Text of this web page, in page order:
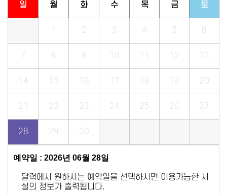
일 월 화 수 목 금 토
1 2 3 4 5 6
7 8 9 10 11 12 13
14 15 16 17 18 19 20
21 22 23 24 25 26 27
28 29 30
예약일 : 2026년 06월 28일
달력에서 원하시는 예약일을 선택하시면 이용가능한 시
설의 정보가 출력됩니다.